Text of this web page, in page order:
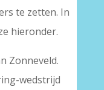
te zetten. In
hieronder.
Zonneveld.
wedstrijd